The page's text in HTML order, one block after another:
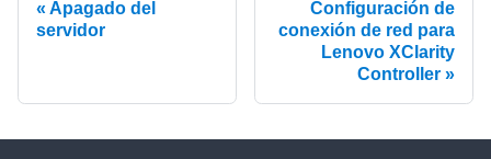
Apagado del
servidor
Configuración de
conexión de red para
Lenovo XClarity
Controller